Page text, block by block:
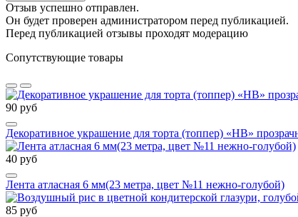
Отзыв успешно отправлен.
Он будет проверен администратором перед публикацией.
Перед публикацией отзывы проходят модерацию
Сопутствующие товары
90 руб
Декоративное украшение для торта (топпер) «HB»
40 руб
Лента атласная 6 мм(23 метра, цвет №11 нежно-голубой)
85 руб